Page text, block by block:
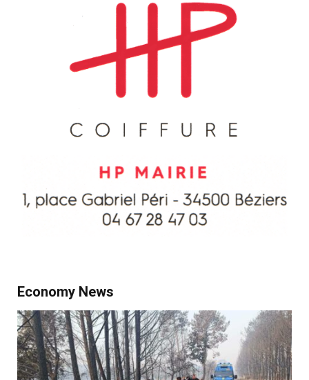
Economy News